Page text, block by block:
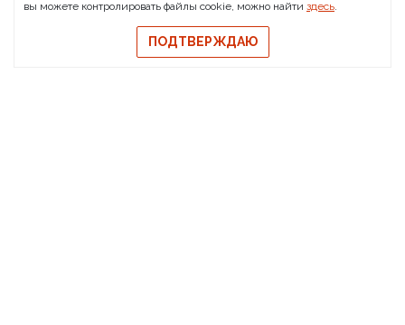
Политика конфиденциальности
Политика обмена и возврата
Свидетельство на товарный знак
Публичная оферта
вы можете контролировать файлы cookie, можно найти здесь.
ПОДТВЕРЖДАЮ